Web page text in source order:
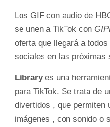
Los GIF con audio de
se unen a TikTok con
oferta que llegará a
sociales en las próximas
Library es una
para TikTok. Se trata de
divertidos , que permiten
imágenes , con sonido o